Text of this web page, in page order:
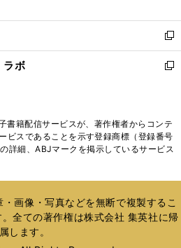
開
く
ウ
で
開
く
ン
ド
ウ
で
ウ
ィ
ン
ド
く
新
し
い
ド
ウ
で
ラボ
新
ィ
ン
ド
開
く
書籍配信サービスが、著作権者からコンテ
ビスであることを示す登録商標（登録番号
詳細、ABJマークを掲示しているサービス
画像・写真などを無断で複製するこ
全ての著作権は株式会社 集英社に帰
属します。